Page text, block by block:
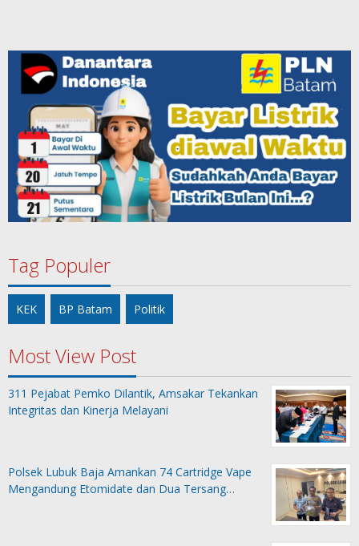
Tag Populer
KEK BP Batam Politik
Most View Post
311 Pejabat Pemko Dilantik, Amsakar Tekankan
Integritas dan Kinerja Melayani
Polsek Lubuk Baja Amankan 74 Cartridge Vape
Mengandung Etomidate dan Dua Tersang…